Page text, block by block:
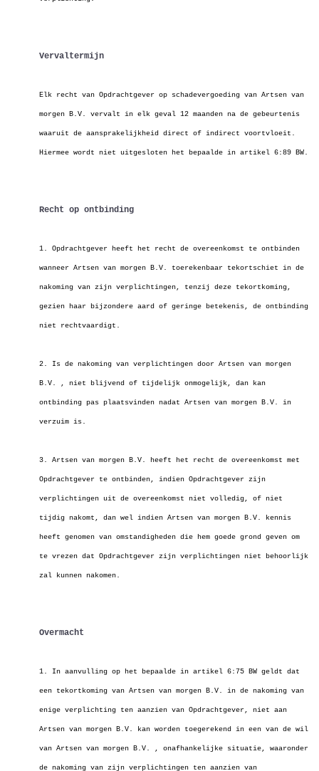
Vervaltermijn
Elk recht van Opdrachtgever op schadevergoeding van Artsen van
morgen B.V. vervalt in elk geval 12 maanden na de gebeurtenis
waaruit de aansprakelijkheid direct of indirect voortvloeit.
Hiermee wordt niet uitgesloten het bepaalde in artikel 6:89 BW.
Recht op ontbinding
1. Opdrachtgever heeft het recht de overeenkomst te ontbinden
wanneer Artsen van morgen B.V. toerekenbaar tekortschiet in de
nakoming van zijn verplichtingen, tenzij deze tekortkoming,
gezien haar bijzondere aard of geringe betekenis, de ontbinding
niet rechtvaardigt.
2. Is de nakoming van verplichtingen door Artsen van morgen
B.V. , niet blijvend of tijdelijk onmogelijk, dan kan
ontbinding pas plaatsvinden nadat Artsen van morgen B.V. in
verzuim is.
3. Artsen van morgen B.V. heeft het recht de overeenkomst met
Opdrachtgever te ontbinden, indien Opdrachtgever zijn
verplichtingen uit de overeenkomst niet volledig, of niet
tijdig nakomt, dan wel indien Artsen van morgen B.V. kennis
heeft genomen van omstandigheden die hem goede grond geven om
te vrezen dat Opdrachtgever zijn verplichtingen niet behoorlijk
zal kunnen nakomen.
Overmacht
1. In aanvulling op het bepaalde in artikel 6:75 BW geldt dat
een tekortkoming van Artsen van morgen B.V. in de nakoming van
enige verplichting ten aanzien van Opdrachtgever, niet aan
Artsen van morgen B.V. kan worden toegerekend in een van de wil
van Artsen van morgen B.V. , onafhankelijke situatie, waaronder
de nakoming van zijn verplichtingen ten aanzien van